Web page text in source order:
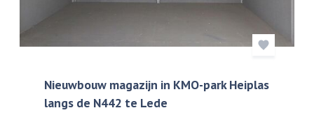
Nieuwbouw magazijn in KMO-park Heiplas
langs de N442 te Lede